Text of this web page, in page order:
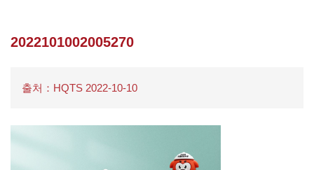
2022101002005270
출처：HQTS 2022-10-10